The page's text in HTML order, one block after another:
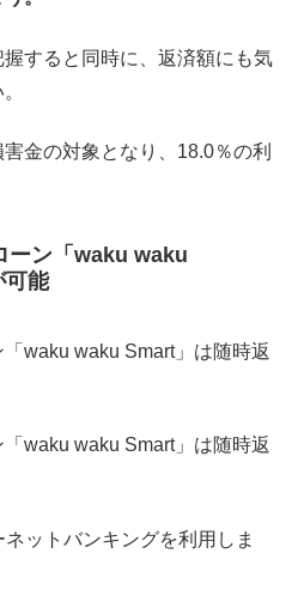
すると同時に、返済額にも気
金の対象となり、18.0％の利
ーン「waku waku
可能
waku waku Smart」は随時返
waku waku Smart」は随時返
ットバンキングを利用しま